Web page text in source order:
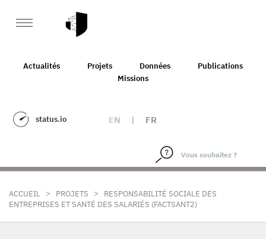
Actualités Projets Données
Publications
Missions
status.io EN | FR
ACCUEIL > PROJETS >
RESPONSABILITÉ SOCIALE DES
ENTREPRISES ET SANTÉ DES SALARIÉS (FACTSANT2)